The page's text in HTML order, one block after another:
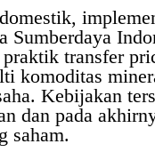
Sumberdaya
praktik transfer
komoditas
Kebijakan
dan pada
saham.